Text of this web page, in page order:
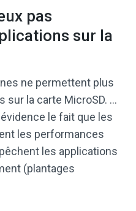
pas
sur la
ne permettent plus
sur la carte MicroSD. …
le fait que les
les performances
les applications
(plantages